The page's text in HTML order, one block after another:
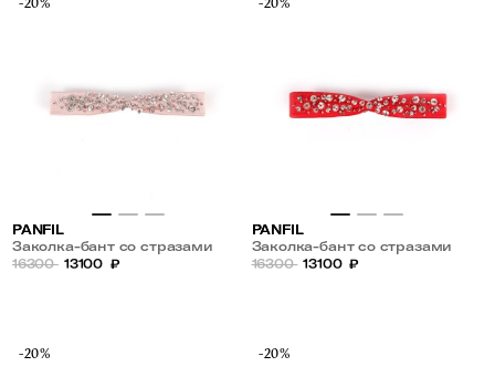
PANFIL
Заколка-бант со стразами
16300 13100 ₽
PANFIL
Заколка-бант со стразами
16300 13100 ₽
-20% -20%